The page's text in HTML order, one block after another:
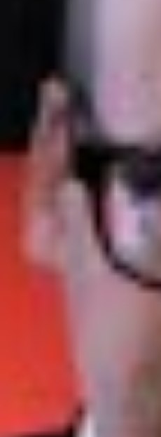
681Aufrufe
SBV Wahl: Teuflische Tipps #3
Es gibt tausend gute Gründe dafür,
Rechtsanwalt Niklas Pastille aus
Betrieb zu dieser wichtigen Wahl
„einladungsberechtigt“? Wissen
reinschauen, wenn der
aus Berlin erklärt, wer bei der
0:40 - Wer muss darauf hinwirken,
Fundierte Weiterbildung zum